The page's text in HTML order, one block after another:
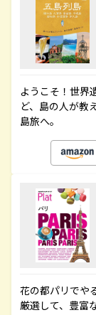
ようこそ！世界
ど、島の人が教
島旅へ。
花の都パリでや
厳選して、豊富